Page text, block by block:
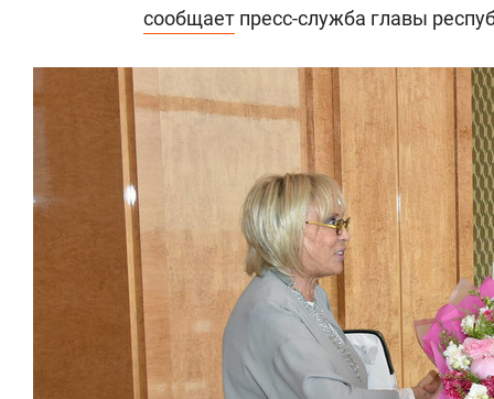
сообщает пресс-служба главы
Рекомендуем
Падел, фитнес, танцы и даже
ниндзя-зал: как ТРЦ «Франт»
стал Меккой для любителей
Рекомендуем
когда
свою
стрессом»